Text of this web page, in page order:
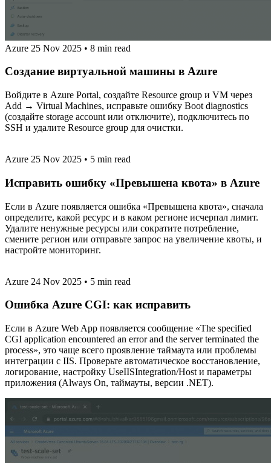
Azure 25 Nov 2025 • 8 min read
Создание виртуальной машины в Azure
Войдите в Azure Portal, создайте Resource group и VM через
Add → Virtual Machines, исправьте ошибку Boot diagnostics
(создайте storage account или отключите), подключитесь по
SSH и удалите Resource group для очистки.
Azure 25 Nov 2025 • 5 min read
Исправить ошибку «Превышена квота» в Azure
Если в Azure появляется ошибка «Превышена квота», сначала
определите, какой ресурс и в каком регионе исчерпал лимит.
Удалите ненужные ресурсы или сократите потребление,
смените регион или отправьте запрос на увеличение квоты, и
настройте мониторинг.
Azure 24 Nov 2025 • 5 min read
Ошибка Azure CGI: как исправить
Если в Azure Web App появляется сообщение «The specified
CGI application encountered an error and the server terminated the
process», это чаще всего проявление таймаута или проблемы
интеграции с IIS. Проверьте автоматическое восстановление,
логирование, настройку UseIISIntegration/Host и параметры
приложения (Always On, таймауты, версии .NET).